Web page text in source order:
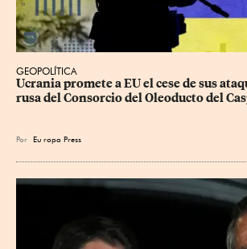
GEOPOLÍTICA
Ucrania promete a EU el cese de sus
rusa del Consorcio del Oleoducto del
Por Eu ropa Press